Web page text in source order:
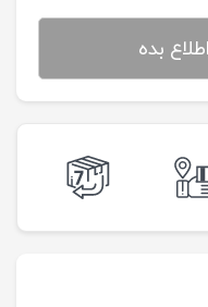
بده